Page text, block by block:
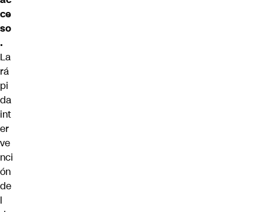
ce
so
.
La
rá
pi
da
int
er
ve
nci
ón
de
l